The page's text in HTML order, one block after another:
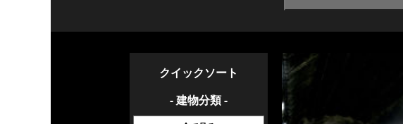
クイックソート
- 建物分類 -